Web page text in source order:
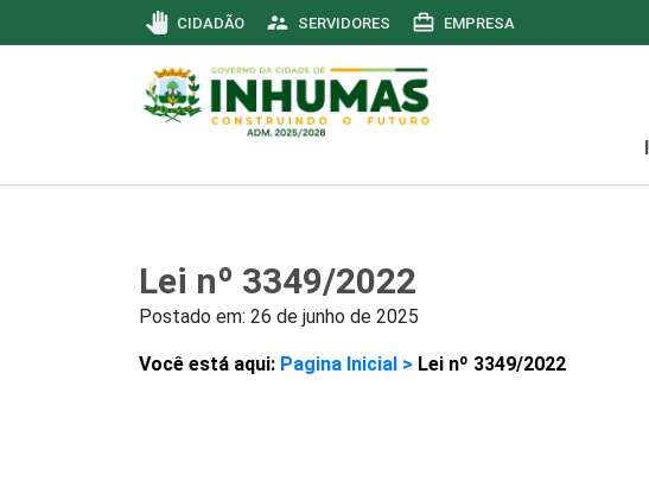
pan_tool CIDADÃO supervisor_account SERVIDORES card_travel EMPRESA
Lei nº 3349/2022
Postado em: 26 de junho de 2025
Você está aqui: Pagina Inicial > Lei nº 3349/2022